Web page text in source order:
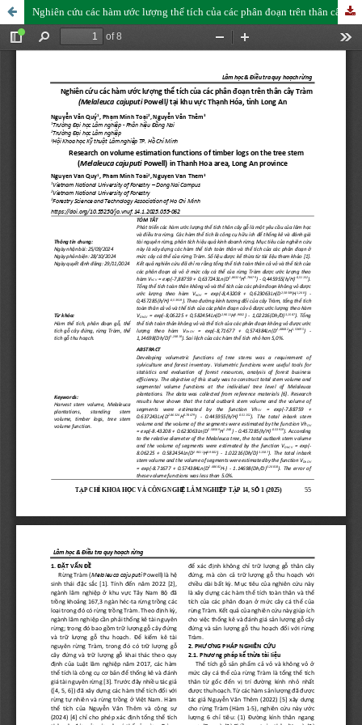
Nghiên cứu các hàm ước lượng thể tích của các phân đoạn trên thân cây Tràm (Melaleuca cajuputi Powell) tại khu vực Thạnh Hóa, tỉnh Long An